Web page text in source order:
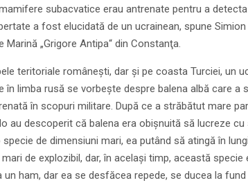
subacvatice erau antrenate pentru a
a fost elucidată de un ucrainean, spune
„Grigore Antipa“ din Constanţa.
teritoriale româneşti, dar şi pe coasta Turciei, un
în limba rusă se vorbeşte despre balena albă care
în scopuri militare. După ce a străbătut mare
au descoperit că balena era obişnuită să lucreze
de dimensiuni mari, ea putând să atingă în
de explozibil, dar, în acelaşi timp, această
un ham, dar ea se desfăcea repede, se ducea la